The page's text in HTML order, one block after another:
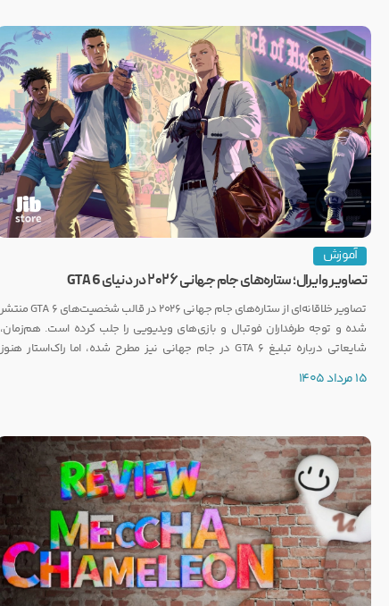
آموزش
تصاویر وایرال؛ ستاره‌های جام جهانی ۲۰۲۶ در دنیای GTA 6
تصاویر خلاقانه‌ای از ستاره‌های جام جهانی ۲۰۲۶ در قالب شخصیت‌های GTA 6 منتشر
شده و توجه طرفداران فوتبال و بازی‌های ویدیویی را جلب کرده است. هم‌زمان،
شایعاتی درباره تبلیغ GTA 6 در جام جهانی نیز مطرح شده، اما راک‌استار هنوز
15 مرداد 1405